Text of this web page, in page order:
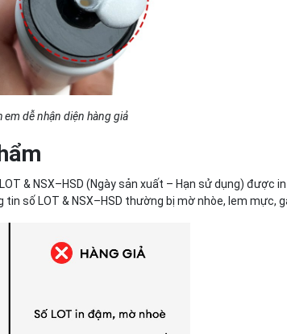
em dễ nhận diện hàng giả
& NSX–HSD (Ngày sản xuất – Hạn sử dụng) được
tin số LOT & NSX–HSD thường bị mờ nhòe, lem mực,